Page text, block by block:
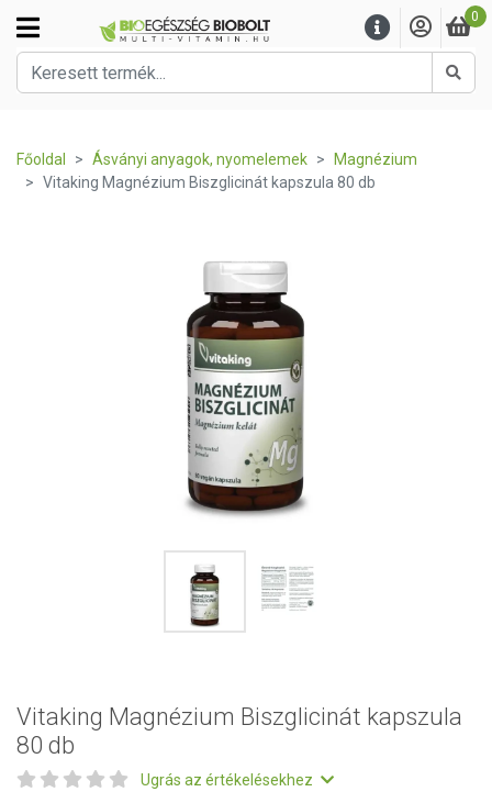
0
Főoldal Ásványi anyagok, nyomelemek
Magnézium
Vitaking Magnézium Biszglicinát kapszula 80 db
Vitaking Magnézium Biszglicinát kapszula
80 db
Ugrás az értékelésekhez